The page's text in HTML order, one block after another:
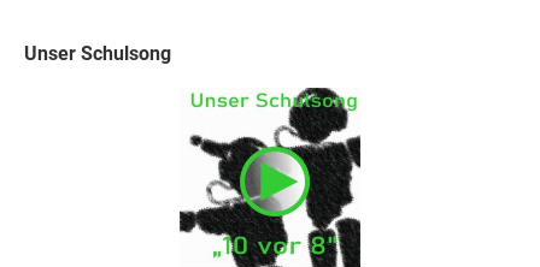
Unser Schulsong